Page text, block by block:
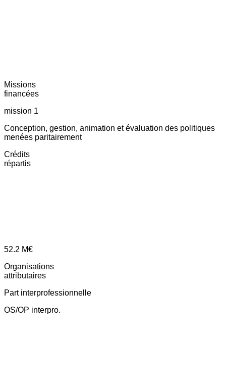
Missions
financées
mission 1
Conception, gestion, animation et évaluation des politiques
menées paritairement
Crédits
répartis
52.2 M€
Organisations
attributaires
Part interprofessionnelle
OS/OP interpro.